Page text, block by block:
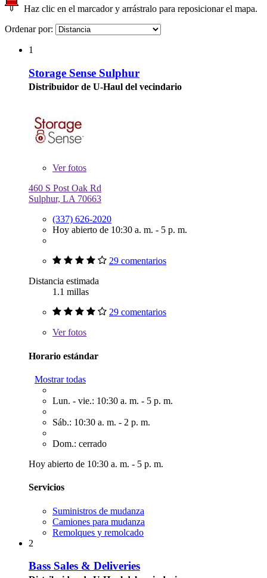
Haz clic en el marcador y arrástralo para reposicionar el mapa.
Ordenar por:
1
Storage Sense Sulphur
Distribuidor de U-Haul del vecindario
Verfotos
460 S Post Oak Rd
Sulphur, LA 70663
(337) 626-2020
Hoy abierto de 10:30 a. m. - 5 p. m.
29 comentarios
Distancia estimada
1.1 millas
29 comentarios
Verfotos
Horario estándar
Mostrar todas
Lun. - vie.: 10:30 a. m. - 5 p. m.
Sáb.: 10:30 a. m. - 2 p. m.
Dom.: cerrado
Hoy abierto de 10:30 a. m. - 5 p. m.
Servicios
Suministros de mudanza
Camiones para mudanza
Remolques y remolcado
2
Bass Sales & Deliveries